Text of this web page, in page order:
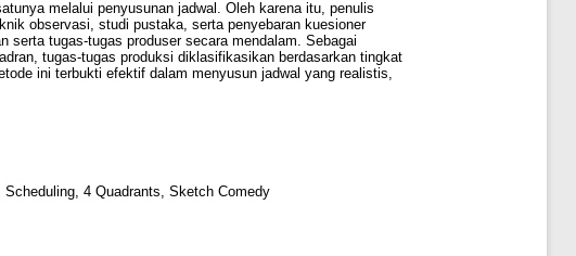
melalui penyusunan jadwal. Oleh karena itu, penulis
observasi, studi pustaka, serta penyebaran kuesioner
serta tugas-tugas produser secara mendalam. Sebagai
tugas-tugas produksi diklasifikasikan berdasarkan tingkat
ini terbukti efektif dalam menyusun jadwal yang realistis,
4 Quadrants, Sketch Comedy